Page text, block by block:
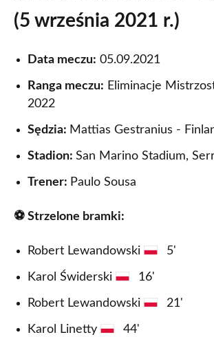
(5 września 2021 r.)
Data meczu: 05.09.2021
Ranga meczu: Eliminacje
2022
Sędzia: Mattias Gestranius -
Stadion: San Marino Stadium,
Trener: Paulo Sousa
⚽ Strzelone bramki:
Robert Lewandowski 5'
Karol Świderski 16'
Robert Lewandowski 21'
Karol Linetty 44'